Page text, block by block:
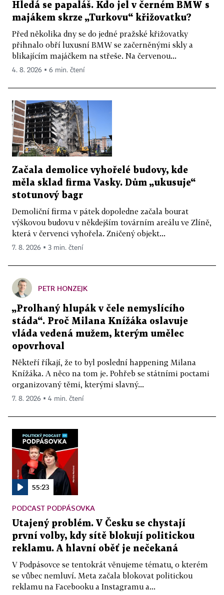
Hledá se papaláš. Kdo jel v černém BMW s
majákem skrze „Turkovu“ křižovatku?
Před několika dny se do jedné pražské křižovatky
přihnalo obří luxusní BMW se začerněnými skly a
blikajícím majáčkem na střeše. Na červenou...
4. 8. 2026 ▪ 6 min. čtení
Začala demolice vyhořelé budovy, kde
měla sklad firma Vasky. Dům „ukusuje“
stotunový bagr
Demoliční firma v pátek dopoledne začala bourat
výškovou budovu v někdejším továrním areálu ve Zlíně,
která v červenci vyhořela. Zničený objekt...
7. 8. 2026 ▪ 3 min. čtení
PETR HONZEJK
„Prolhaný hlupák v čele nemyslícího
stáda“. Proč Milana Knížáka oslavuje
vláda vedená mužem, kterým umělec
opovrhoval
Někteří říkají, že to byl poslední happening Milana
Knížáka. A něco na tom je. Pohřeb se státními poctami
organizovaný těmi, kterými slavný...
7. 8. 2026 ▪ 4 min. čtení
55:23
PODCAST PODPÁSOVKA
Utajený problém. V Česku se chystají
první volby, kdy sítě blokují politickou
reklamu. A hlavní oběť je nečekaná
V Podpásovce se tentokrát věnujeme tématu, o kterém
se vůbec nemluví. Meta začala blokovat politickou
reklamu na Facebooku a Instagramu a...